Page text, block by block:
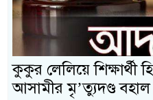
কুকুর লেলিয়ে শিক্ষার্থী
আসামীর মৃ’ত্যুদণ্ড বহাল